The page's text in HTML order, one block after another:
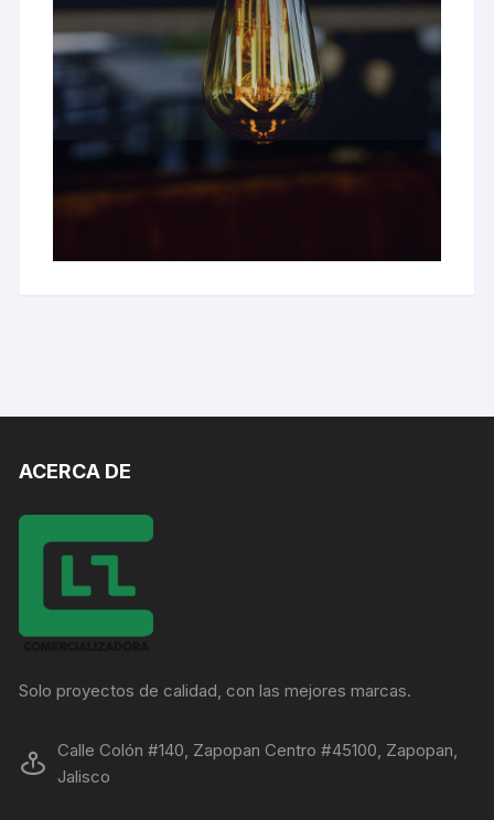
ACERCA DE
Solo proyectos de calidad, con las mejores marcas.
Calle Colón #140, Zapopan Centro #45100, Zapopan,
Jalisco